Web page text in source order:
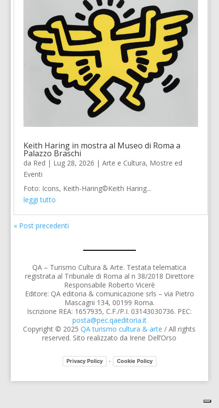
Keith Haring in mostra al Museo di Roma a
Palazzo Braschi
da Red | Lug 28, 2026 |Arte e Cultura, Mostre ed
Eventi
Foto: Icons, Keith-Haring©Keith Haring...
leggi tutto
« Post precedenti
QA – Turismo Cultura & Arte. Testata telematica
registrata al Tribunale di Roma al n 38/2018 Direttore
Responsabile Roberto Vicerè
Editore: QA editoria & comunicazione srls – via Pietro
Mascagni 134, 00199 Roma.
Iscrizione REA: 1657935, C.F./P.I. 03143030736. PEC:
posta@pec.qaeditoria.it
Copyright © 2025QA turismo cultura & arte / All rights
reserved. Sito realizzato da Irene Dell’Orso
Privacy Policy - Cookie Policy